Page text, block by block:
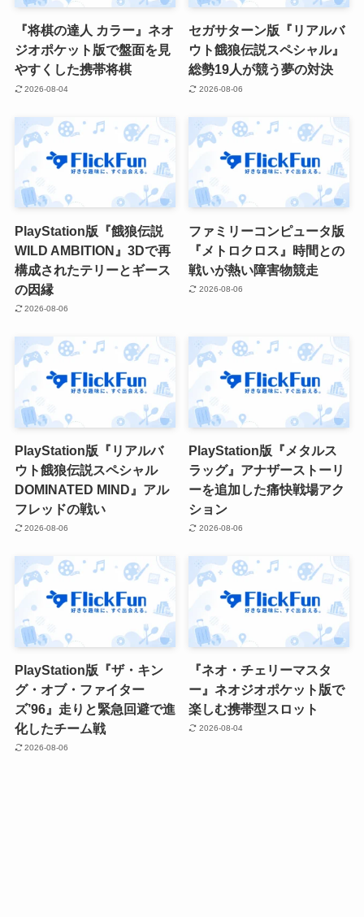
『将棋の達人 カラー』ネオ
ジオポケット版で盤面を見
やすくした携帯将棋
2026-08-04
セガサターン版『リアルバ
ウト餓狼伝説スペシャル』
総勢19人が競う夢の対決
2026-08-06
PlayStation版『餓狼伝説
WILD AMBITION』3Dで再
構成されたテリーとギース
の因縁
2026-08-06
ファミリーコンピュータ版
『メトロクロス』時間との
戦いが熱い障害物競走
2026-08-06
PlayStation版『リアルバ
ウト餓狼伝説スペシャル
DOMINATED MIND』アル
フレッドの戦い
2026-08-06
PlayStation版『メタルス
ラッグ』アナザーストーリ
ーを追加した痛快戦場アク
ション
2026-08-06
PlayStation版『ザ・キン
グ・オブ・ファイター
ズ’96』走りと緊急回避で進
化したチーム戦
2026-08-06
『ネオ・チェリーマスタ
ー』ネオジオポケット版で
楽しむ携帯型スロット
2026-08-04